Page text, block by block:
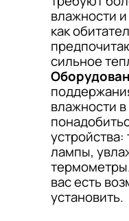
влажности
как
сильное
влажности
лампы,
вас есть
установить.